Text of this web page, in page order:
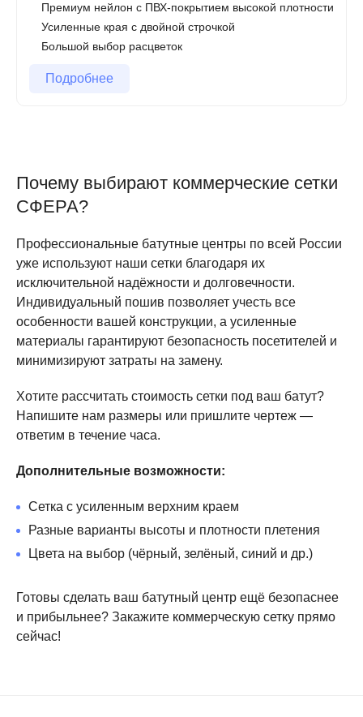
Материалы премиум-классаСетка выполнена из
европейского полотна нейлон в ПВХ по усиленной
высочайшую прочность на разрыв, устойчивость к
Комплектация и монтаж
и надёжного натяжения пружин. Благодаря этому
сетка быстро и легко устанавливается, равномерно
распределяет нагрузку и сохраняет натяжение в
течение всего срока эксплуатации.
Преимущества коммерческих сеток Unitramp
Увеличенный срок службы (в 2–3 раза дольше
Лучшие толчковые (пружинящие) свойства — не
«проседает» со временем
максимальных нагрузках
механическим повреждениям
Такие сетки специально разработаны для ежедневной
интенсивной эксплуатации в коммерческих батутных
центрах, парках развлечений, фитнес-клубах и
Премиум нейлон с ПВХ-покрытием высокой плотности
Усиленные края с двойной строчкой
Большой выбор расцветок
Подробнее
Почему выбирают коммерческие сетки
СФЕРА?
Профессиональные батутные центры по всей России
уже используют наши сетки благодаря их
исключительной надёжности и долговечности.
Индивидуальный пошив позволяет учесть все
особенности вашей конструкции, а усиленные
материалы гарантируют безопасность посетителей и
минимизируют затраты на замену.
Хотите рассчитать стоимость сетки под ваш батут?
Напишите нам размеры или пришлите чертеж —
ответим в течение часа.
Дополнительные возможности:
Сетка с усиленным верхним краем
Разные варианты высоты и плотности плетения
Цвета на выбор (чёрный, зелёный, синий и др.)
Готовы сделать ваш батутный центр ещё безопаснее
и прибыльнее? Закажите коммерческую сетку прямо
сейчас!